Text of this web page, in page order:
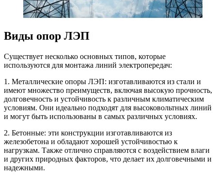
Виды опор ЛЭП
Существует несколько основных типов, которые
используются для монтажа линий электропередач:
1. Металлические опоры ЛЭП: изготавливаются из стали и
имеют множество преимуществ, включая высокую прочность,
долговечность и устойчивость к различным климатическим
условиям. Они идеально подходят для высоковольтных линий
и могут быть использованы в самых различных условиях.
2. Бетонные: эти конструкции изготавливаются из
железобетона и обладают хорошей устойчивостью к
нагрузкам. Также отлично справляются с воздействием влаги
и других природных факторов, что делает их долговечными и
надежными.